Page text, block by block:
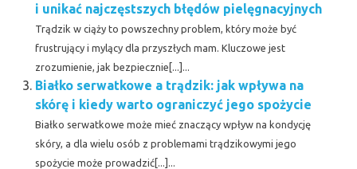
i unikać najczęstszych błędów pielęgnacyjnych
Trądzik w ciąży to powszechny problem, który może być
frustrujący i mylący dla przyszłych mam. Kluczowe jest
zrozumienie, jak bezpiecznie[...]...
Białko serwatkowe a trądzik: jak wpływa na
skórę i kiedy warto ograniczyć jego spożycie
Białko serwatkowe może mieć znaczący wpływ na kondycję
skóry, a dla wielu osób z problemami trądzikowymi jego
spożycie może prowadzić[...]...